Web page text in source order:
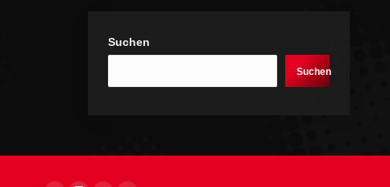
Suchen
Suchen